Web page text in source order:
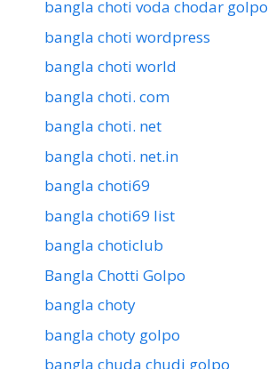
bangla choti voda chodar golpo
bangla choti wordpress
bangla choti world
bangla choti. com
bangla choti. net
bangla choti. net.in
bangla choti69
bangla choti69 list
bangla choticlub
Bangla Chotti Golpo
bangla choty
bangla choty golpo
bangla chuda chudi golpo